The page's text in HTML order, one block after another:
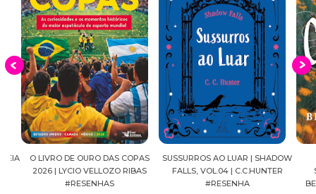
O LIVRO DE OURO DAS COPAS
2026 | LYCIO VELLOZO RIBAS
#RESENHAS
SUSSURROS AO LUAR | SHADOW
FALLS, VOL.04 | C.C.HUNTER
#RESENHA